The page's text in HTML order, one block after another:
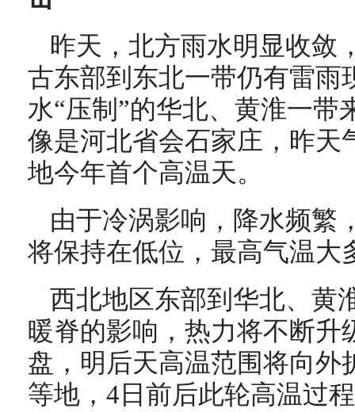
昨天，北方雨水明显收敛
古东部到东北一带仍有雷雨
水“压制”的华北、黄淮一带
像是河北省会石家庄，昨天
地今年首个高温天。
由于冷涡影响，降水频繁
将保持在低位，最高气温
西北地区东部到华北、黄
暖脊的影响，热力将不断升
盘，明后天高温范围将向外
等地，4日前后此轮高温过